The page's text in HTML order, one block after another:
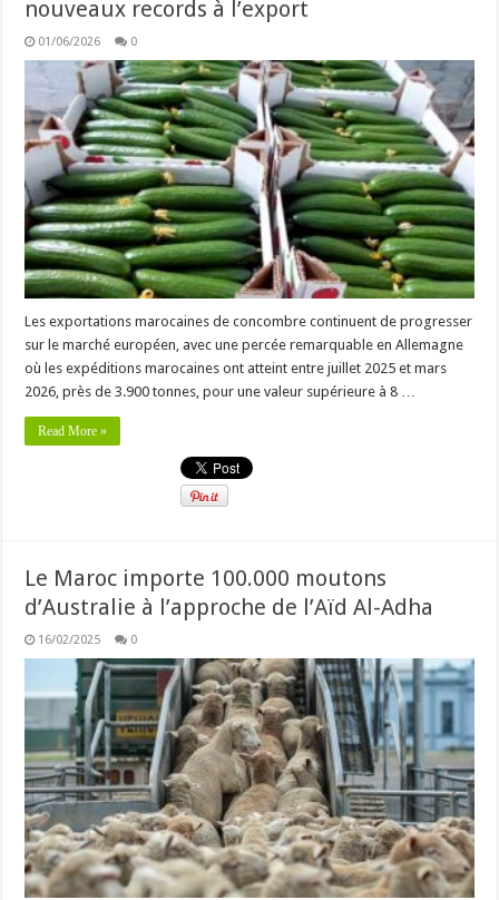
nouveaux records à l’export
01/06/2026 0
Les exportations marocaines de concombre continuent de progresser
sur le marché européen, avec une percée remarquable en Allemagne
où les expéditions marocaines ont atteint entre juillet 2025 et mars
2026, près de 3.900 tonnes, pour une valeur supérieure à 8 …
Read More »
Le Maroc importe 100.000 moutons
d’Australie à l’approche de l’Aïd Al-Adha
16/02/2025 0